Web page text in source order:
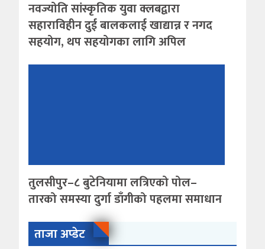
नवज्योति सांस्कृतिक युवा क्लबद्वारा
सहाराविहीन दुई बालकलाई खाद्यान्न र नगद
सहयोग, थप सहयोगका लागि अपिल
तुलसीपुर–८ बुटेनियामा लत्रिएको पोल–
तारको समस्या दुर्गा डाँगीको पहलमा समाधान
ताजा अप्डेट